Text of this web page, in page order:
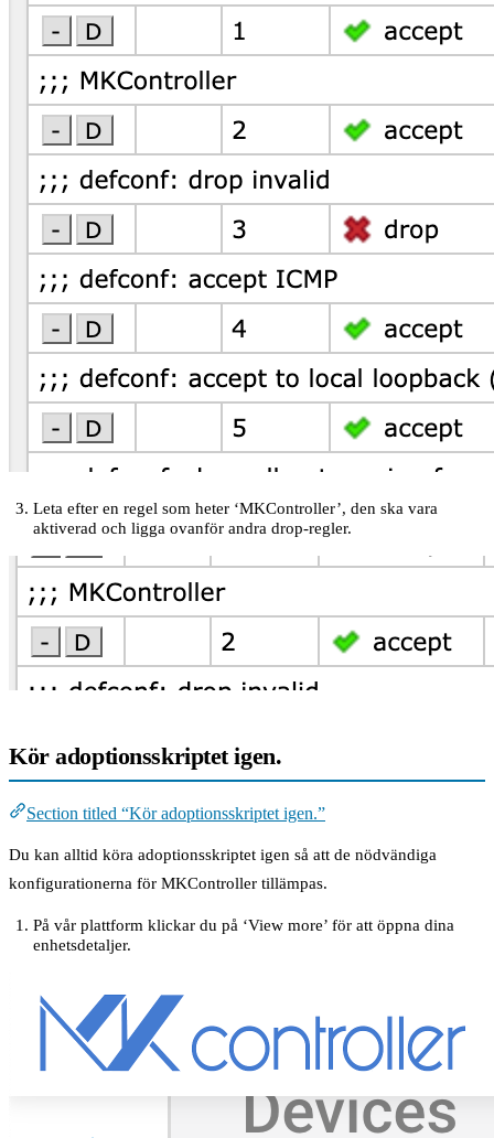
Leta efter en regel som heter ‘MKController’, den ska vara
aktiverad och ligga ovanför andra drop-regler.
Kör adoptionsskriptet igen.
Section titled “Kör adoptionsskriptet igen.”
Du kan alltid köra adoptionsskriptet igen så att de nödvändiga
konfigurationerna för MKController tillämpas.
På vår plattform klickar du på ‘View more’ för att öppna dina
enhetsdetaljer.